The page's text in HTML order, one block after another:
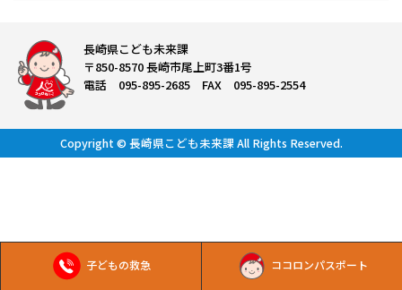
子どもの救急 ココロンパスポート
長崎県こども未来課
〒850-8570 長崎市尾上町3番1号
電話 095-895-2685 FAX 095-895-2554
Copyright © 長崎県こども未来課 All Rights Reserved.